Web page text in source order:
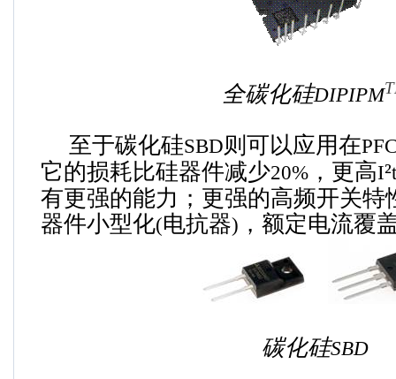
全碳化硅DIPIPM
至于碳化硅SBD则可以应用在
它的损耗比硅器件减少20% ，更高I²t
有更强的能力；更强的高频开关特
器件小型化(电抗器) ，额定电流覆
碳化硅SBD